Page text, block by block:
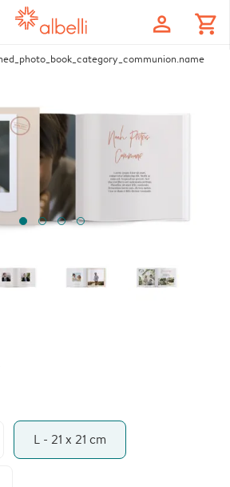
profile shopping_cart
L - 21 x 21 cm